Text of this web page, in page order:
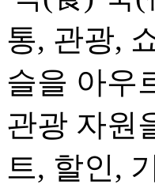
통, 관광,
슬을 아우
관광 자원
트, 할인,